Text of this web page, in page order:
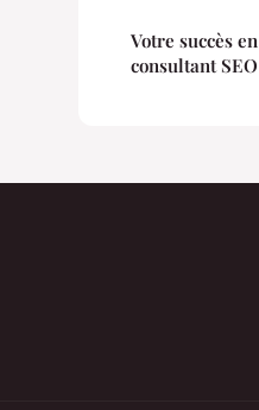
Votre succès
consultant